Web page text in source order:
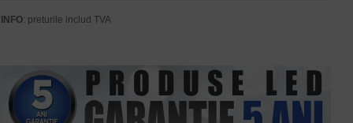
INFO: preturile includ TVA